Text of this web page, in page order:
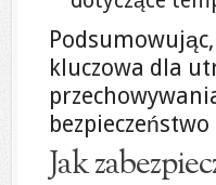
kluczowa dla
Jak